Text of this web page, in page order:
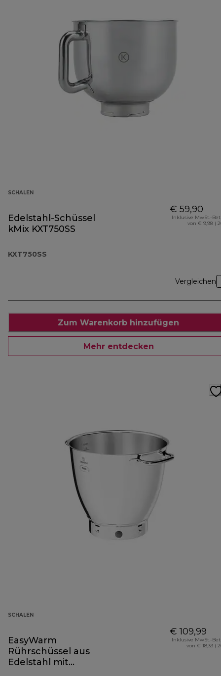
SCHALEN
Edelstahl-Schüssel
kMix KXT750SS
KXT750SS
€ 59,90
Inklusive MwSt.-
von € 9,98 (
Vergleichen
Zum Warenkorb hinzufügen
Mehr entdecken
SCHALEN
EasyWarm
Rührschüssel aus
Edelstahl mit
€ 109,99
Inklusive MwSt.-
von € 18,33 (